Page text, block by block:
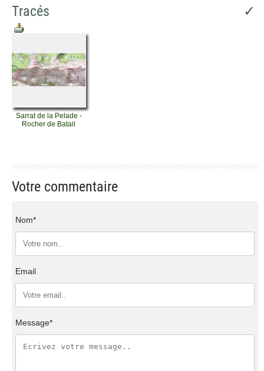
Tracés ✓
Sarrat de la Pelade -
Rocher de Batail
Votre commentaire
Nom*
Email
Message*